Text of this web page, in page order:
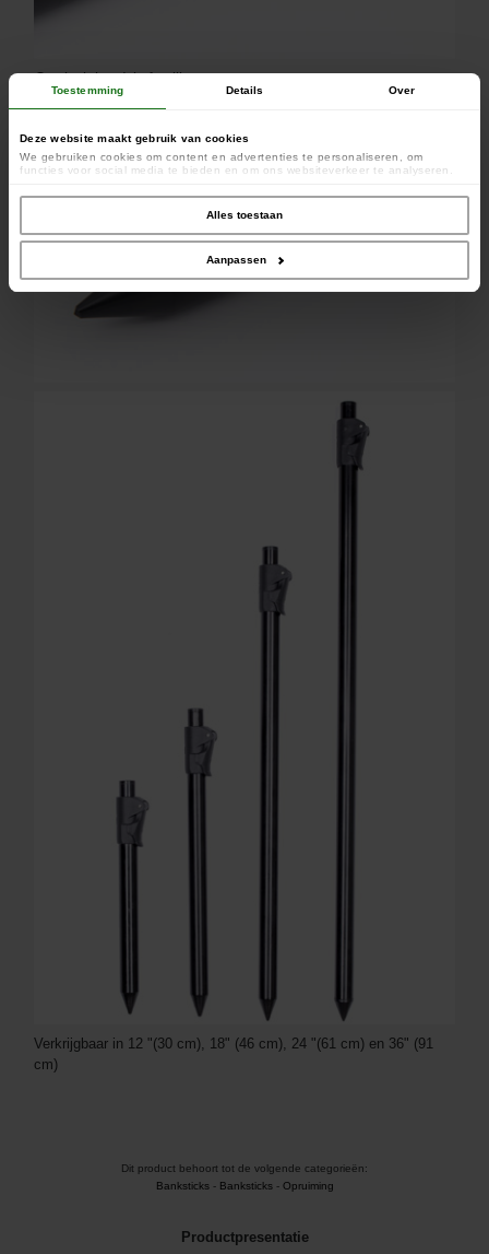
Toestemming Details Over
Deze website maakt gebruik van cookies
We gebruiken cookies om content en advertenties te personaliseren, om
functies voor social media te bieden en om ons websiteverkeer te analyseren.
social media, adverteren en analyse. Deze partners kunnen deze gegevens
combineren met andere informatie die u aan ze heeft verstrekt of die ze hebben
verzameld op basis van uw gebruik van hun services.
Alles toestaan
Aanpassen
Camlock-hendel afstelling
Verkrijgbaar in 12 "(30 cm), 18" (46 cm), 24 "(61 cm) en 36" (91
cm)
Dit product behoort tot de volgende categorieën:
Banksticks- Banksticks- Opruiming
Productpresentatie